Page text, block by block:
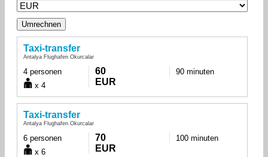
Taxi-transfer
Antalya Flughafen Okurcalar
4 personen
x 4
60
EUR
90 minuten
Taxi-transfer
Antalya Flughafen Okurcalar
6 personen
x 6
70
EUR
100 minuten